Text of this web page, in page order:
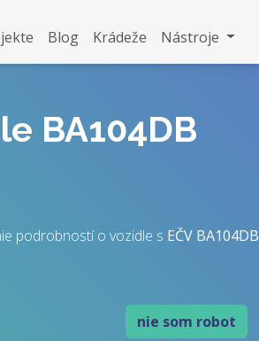
Blog Krádeže Nástroje
BA104DB
podrobností o vozidle s EČV BA104DB
nie som robot